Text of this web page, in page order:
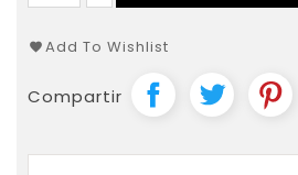
Add To Wishlist
Compartir